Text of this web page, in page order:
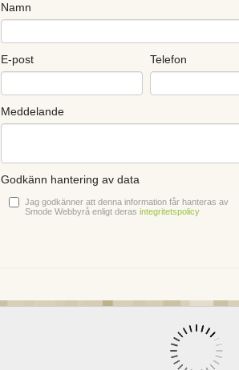
Namn
E-post Telefon
Meddelande
Godkänn hantering av data
Jag godkänner att denna information får hanteras av
Smode Webbyrå enligt derasintegritetspolicy